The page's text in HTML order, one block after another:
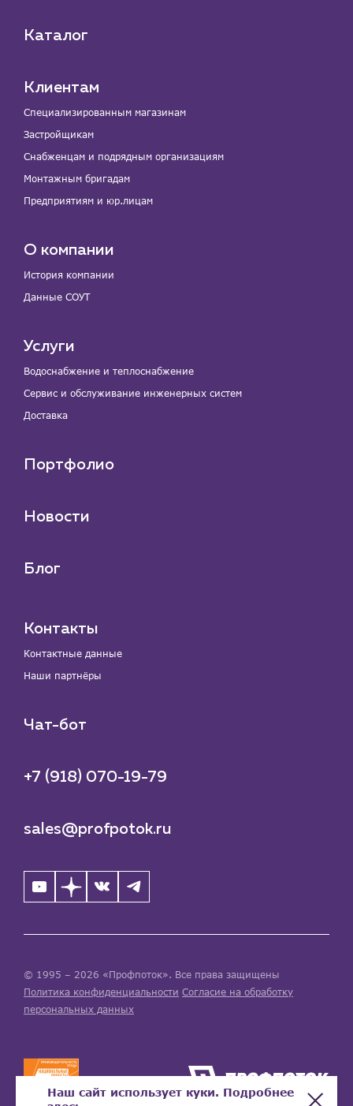
Каталог
Клиентам
Специализированным магазинам
Застройщикам
Снабженцам и подрядным организациям
Монтажным бригадам
Предприятиям и юр.лицам
О компании
История компании
Данные СОУТ
Услуги
Водоснабжение и теплоснабжение
Сервис и обслуживание инженерных систем
Доставка
Портфолио
Новости
Блог
Контакты
Контактные данные
Наши партнёры
Чат-бот
+7 (918) 070-19-79
sales@profpotok.ru
© 1995 – 2026 «Профпоток». Все права защищены
Политика конфиденциальности Согласие на обработку
персональных данных
Наш сайт использует куки. Подробнее